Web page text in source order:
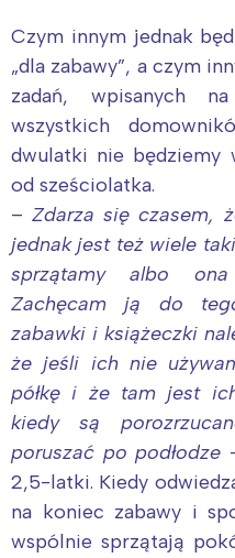
Czym innym jednak
„dla zabawy”, a czym
zadań, wpisanych
wszystkich
dwulatki nie będziemy
od sześciolatka.
–Zdarza się czasem,
jednak jest też wiele
sprzątamy albo
Zachęcam ją do
zabawki i książeczki
że jeśli ich nie
półkę i że tam jest
kiedy są
poruszać po podłodze
2,5-latki. Kiedy
na koniec zabawy i
wspólnie sprzątają